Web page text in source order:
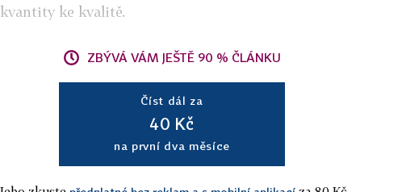
ke kvalitě.
ZBÝVÁ VÁM JEŠTĚ 90 % ČLÁNKU
Číst dál za
40 Kč
na první dva měsíce